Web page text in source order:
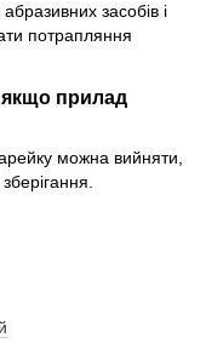
засобів і
потрапляння
якщо прилад
можна вийняти,